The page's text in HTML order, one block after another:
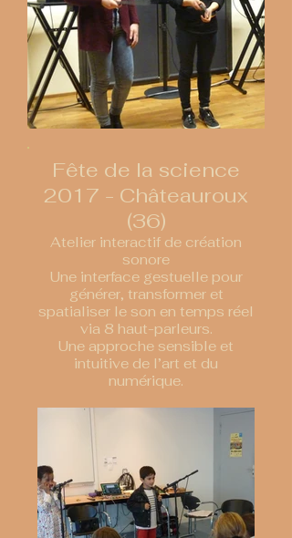
Fête de la science
2017 - Châteauroux
(36)
Atelier interactif de création
sonore
Une interface gestuelle pour
générer, transformer et
spatialiser le son en temps réel
via 8 haut-parleurs.
Une approche sensible et
intuitive de l’art et du
numérique.